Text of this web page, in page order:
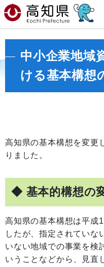
中小企業地域
ける基本構想
高知県の基本構想を変更
りました。
◆ 基本的構想の
高知県の基本構想は平成
したが、指定されていな
いない地域での事業を検
いうことなどから、見直